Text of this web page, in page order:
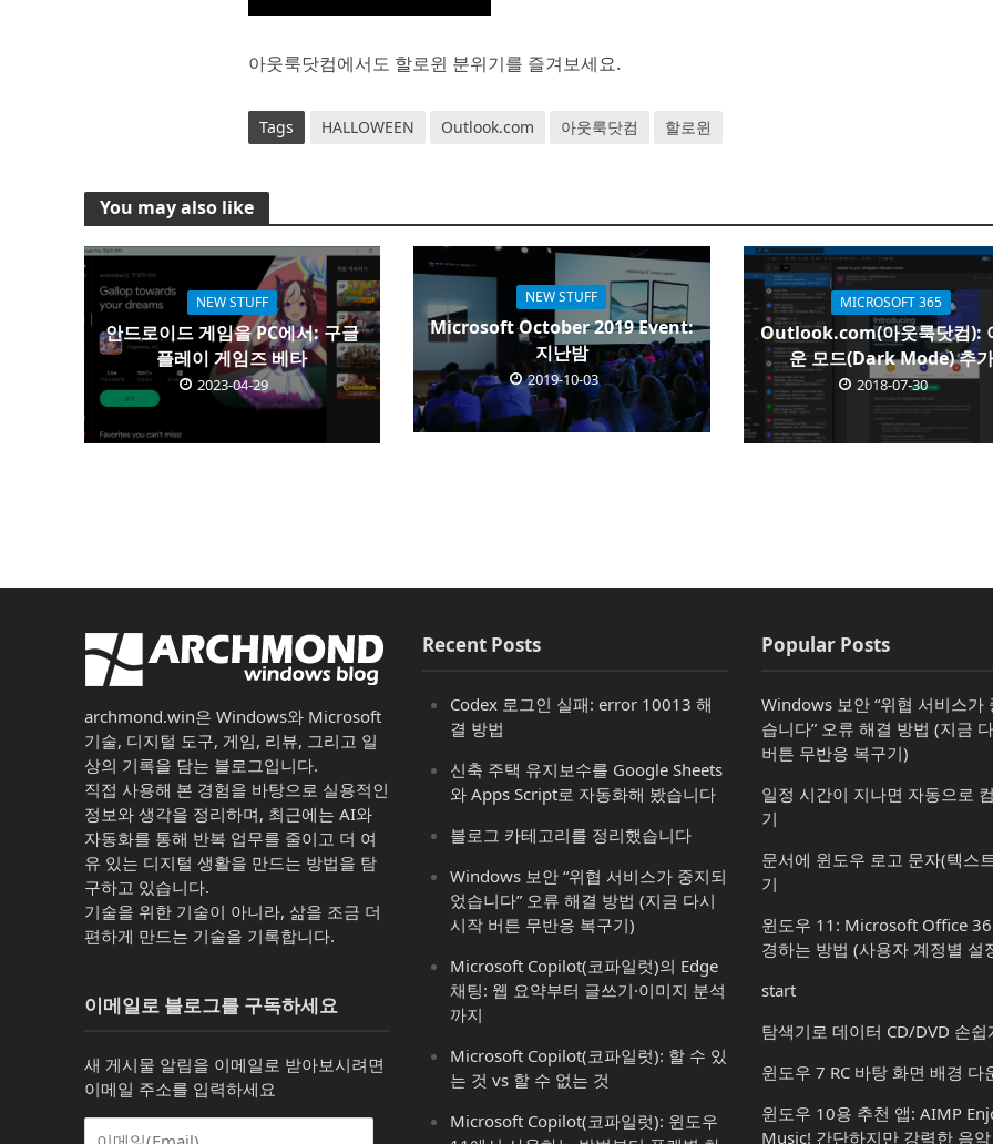
아웃룩닷컴에서도 할로윈 분위기를 즐겨보세요.
Tags HALLOWEEN Outlook.com 아웃룩닷컴 할로윈
You may also like
NEW STUFF
안드로이드 게임을 PC에서: 구글
플레이 게임즈 베타
2023-04-29
NEW STUFF
Microsoft October 2019 Event:
지난밤
2019-10-03
MICROSOFT 365
Outlook.com(아웃룩닷컴):
운 모드(Dark Mode) 추가
2018-07-30
archmond.win은 Windows와 Microsoft
기술, 디지털 도구, 게임, 리뷰, 그리고 일
상의 기록을 담는 블로그입니다.
직접 사용해 본 경험을 바탕으로 실용적인
정보와 생각을 정리하며, 최근에는 AI와
자동화를 통해 반복 업무를 줄이고 더 여
유 있는 디지털 생활을 만드는 방법을 탐
구하고 있습니다.
기술을 위한 기술이 아니라, 삶을 조금 더
편하게 만드는 기술을 기록합니다.
이메일로 블로그를 구독하세요
새 게시물 알림을 이메일로 받아보시려면
이메일 주소를 입력하세요
Recent Posts
Codex 로그인 실패: error 10013 해
결 방법
신축 주택 유지보수를 Google Sheets
와 Apps Script로 자동화해 봤습니다
블로그 카테고리를 정리했습니다
Windows 보안 “위협 서비스가 중지되
었습니다” 오류 해결 방법 (지금 다시
시작 버튼 무반응 복구기)
Microsoft Copilot(코파일럿)의 Edge
채팅: 웹 요약부터 글쓰기·이미지 분석
까지
Microsoft Copilot(코파일럿): 할 수 있
는 것 vs 할 수 없는 것
Microsoft Copilot(코파일럿): 윈도우
Popular Posts
Windows 보안 “위협 서비스가
습니다” 오류 해결 방법 (지금
버튼 무반응 복구기)
일정 시간이 지나면 자동으로
기
문서에 윈도우 로고 문자(텍스
기
윈도우 11: Microsoft Office
경하는 방법 (사용자 계정별 설
start
탐색기로 데이터 CD/DVD 손쉽
윈도우 7 RC 바탕 화면 배경 다
윈도우 10용 추천 앱: AIMP
Music! 간단하지만 강력한 음